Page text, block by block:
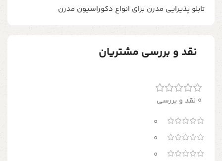
تابلو پذیرایی مدرن برای انواع دکوراسیون مدرن
نقد و بررسی مشتریان
0 نقد و بررسی
0
0
0